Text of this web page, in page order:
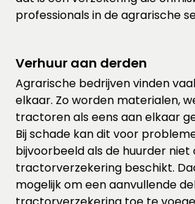
professionals in de agrarische
Verhuur aan derden
Agrarische bedrijven vinden
elkaar. Zo worden materialen,
tractoren als eens aan elkaar
Bij schade kan dit voor
bijvoorbeeld als de huurder niet
tractorverzekering beschikt.
mogelijk om een aanvullende